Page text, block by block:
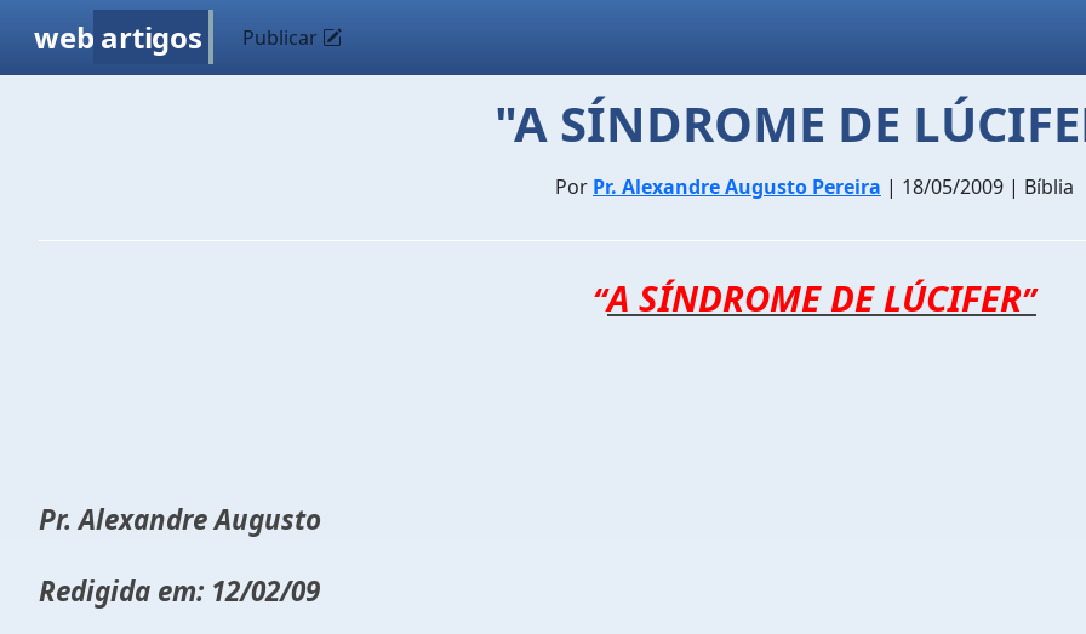
web artigos Publicar
"A SÍNDROME DE
Por Pr. Alexandre Augusto Pereira | 18/05/2009 | Bíblia
“A SÍNDROME DE LÚCIFER”
Pr. Alexandre Augusto
Redigida em: 12/02/09